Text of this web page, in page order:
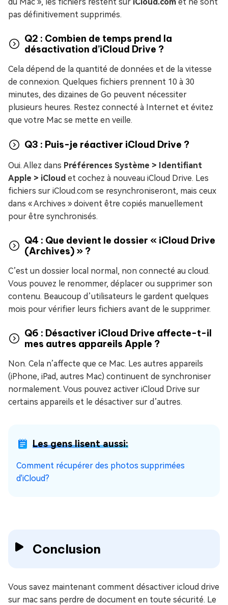
pas définitivement supprimés.
Q2 : Combien de temps prend la
désactivation d’iCloud Drive ?
Cela dépend de la quantité de données et de la vitesse
de connexion. Quelques fichiers prennent 10 à 30
minutes, des dizaines de Go peuvent nécessiter
plusieurs heures. Restez connecté à Internet et évitez
que votre Mac se mette en veille.
Q3 : Puis-je réactiver iCloud Drive ?
Oui. Allez dans Préférences Système > Identifiant
Apple > iCloud et cochez à nouveau iCloud Drive. Les
fichiers sur iCloud.com se resynchroniseront, mais ceux
dans « Archives » doivent être copiés manuellement
pour être synchronisés.
Q4 : Que devient le dossier « iCloud Drive
(Archives) » ?
C’est un dossier local normal, non connecté au cloud.
Vous pouvez le renommer, déplacer ou supprimer son
contenu. Beaucoup d’utilisateurs le gardent quelques
mois pour vérifier leurs fichiers avant de le supprimer.
Q6 : Désactiver iCloud Drive affecte-t-il
mes autres appareils Apple ?
Non. Cela n’affecte que ce Mac. Les autres appareils
(iPhone, iPad, autres Mac) continuent de synchroniser
normalement. Vous pouvez activer iCloud Drive sur
certains appareils et le désactiver sur d’autres.
Les gens lisent aussi:
Comment récupérer des photos supprimées
d'iCloud?
Conclusion
Vous savez maintenant comment désactiver icloud drive
sur mac sans perdre de document en toute sécurité. Le